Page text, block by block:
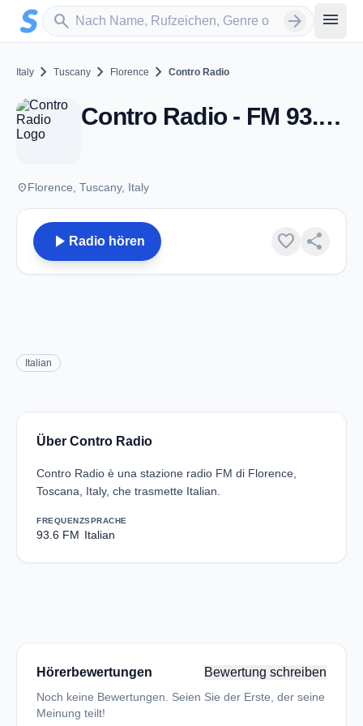
Zum Hauptinhalt springen
search
Sender suchen arrow_forward menu
Italy chevron_right Tuscany chevron_right Florence chevron_right Contro Radio
Contro Radio - FM 93.6 - Florence
placeFlorence, Tuscany, Italy
play_arrow Radio hören favorite share
Italian
Über Contro Radio
Contro Radio è una stazione radio FM di Florence,
Toscana, Italy, che trasmette Italian.
FREQUENZ
93.6 FM
SPRACHE
Italian
Hörerbewertungen Bewertung schreiben
Noch keine Bewertungen. Seien Sie der Erste, der seine
Meinung teilt!